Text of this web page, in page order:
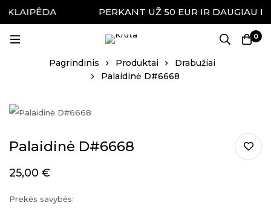
PERKANT UŽ 50 EUR IR DAUGIAU
0
Pagrindinis Produktai
Drabužiai
Palaidinė D#6668
Palaidinė D#6668
25,00 €
Prekės savybės: